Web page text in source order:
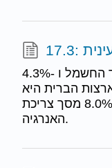
כוח גרעיני מהווה 10.4% מייצור החשמל ו -4.3%
הברית היא
מהווה 9.6% מהחשמל ו -8.0% מסך צריכת
האנרגיה.